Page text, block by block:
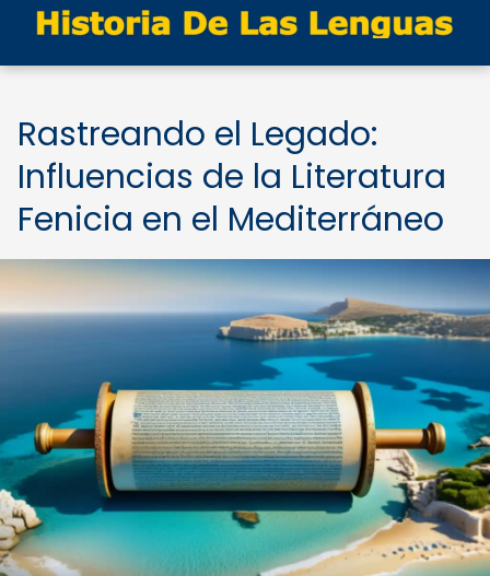
Rastreando el Legado:
Influencias de la Literatura
Fenicia en el Mediterráneo